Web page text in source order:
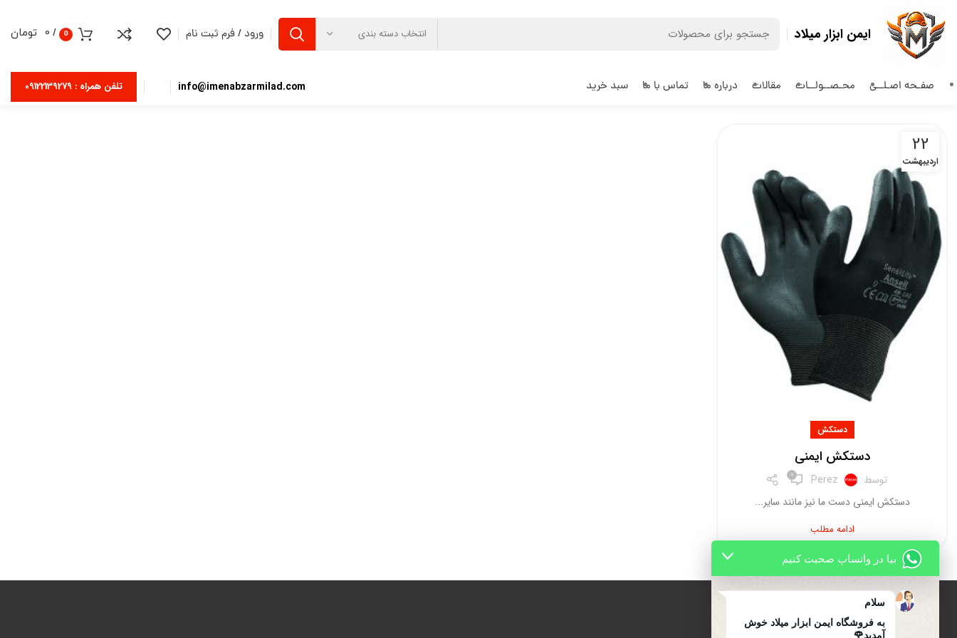
ایمن ابزار میلاد انتخاب دسته بندی ورود / فرم ثبت نام 0
/
0 تومان
صفـحه اصـلــی محـصــولــات مقالات درباره ما تماس با ما سبد خرید info@imenabzarmilad.com تلفن همراه : 09122139279
22
اردیبهشت
دستکش
دستکش ایمنی
توسط Perez
0
دستکش ایمنی دست ما نیز مانند سایر...
ادامه مطلب
بیا در واتساپ صحبت کنیم
سلام
به فروشگاه ایمن ابزار میلاد خوش
آمدید🌹